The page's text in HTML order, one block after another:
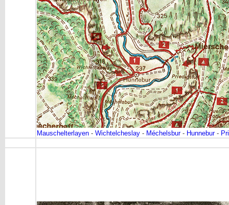
Mauschelterlayen - Wichtelcheslay - Méchelsbur- Hunnebur-